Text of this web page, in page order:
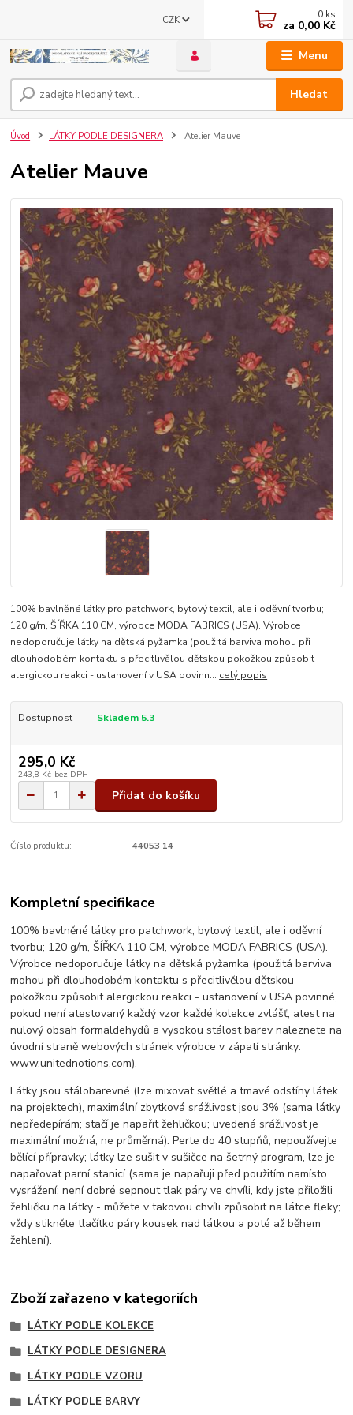
Menu
CZK
Hledat
0 ks
za 0,00 Kč
Úvod LÁTKY PODLE DESIGNERA Atelier Mauve
Atelier Mauve
100% bavlněné látky pro patchwork, bytový textil, ale i oděvní tvorbu;
120 g/m, ŠÍŘKA 110 CM, výrobce MODA FABRICS (USA). Výrobce
nedoporučuje látky na dětská pyžamka (použitá barviva mohou při
dlouhodobém kontaktu s přecitlivělou dětskou pokožkou způsobit
alergickou reakci - ustanovení v USA povinn... celý popis
Dostupnost Skladem 5.3
295,0 Kč
243,8 Kč bez DPH
Přidat do košíku
Číslo produktu: 44053 14
Kompletní specifikace
100% bavlněné látky pro patchwork, bytový textil, ale i oděvní
tvorbu; 120 g/m, ŠÍŘKA 110 CM, výrobce MODA FABRICS (USA).
Výrobce nedoporučuje látky na dětská pyžamka (použitá barviva
mohou při dlouhodobém kontaktu s přecitlivělou dětskou
pokožkou způsobit alergickou reakci - ustanovení v USA povinné,
pokud není atestovaný každý vzor každé kolekce zvlášť; atest na
nulový obsah formaldehydů a vysokou stálost barev naleznete na
úvodní straně webových stránek výrobce v zápatí stránky:
www.unitednotions.com).
Látky jsou stálobarevné (lze mixovat světlé a tmavé odstíny látek
na projektech), maximální zbytková srážlivost jsou 3% (sama látky
nepředepírám; stačí je napařit žehličkou; uvedená srážlivost je
maximální možná, ne průměrná). Perte do 40 stupňů, nepoužívejte
bělící přípravky; látky lze sušit v sušičce na šetrný program, lze je
napařovat parní stanicí (sama je napařuji před použitím namísto
vysrážení; není dobré sepnout tlak páry ve chvíli, kdy jste přiložili
žehličku na látky - můžete v takovou chvíli způsobit na látce fleky;
vždy stikněte tlačítko páry kousek nad látkou a poté až během
žehlení).
Zboží zařazeno v kategoriích
LÁTKY PODLE KOLEKCE
LÁTKY PODLE DESIGNERA
LÁTKY PODLE VZORU
LÁTKY PODLE BARVY